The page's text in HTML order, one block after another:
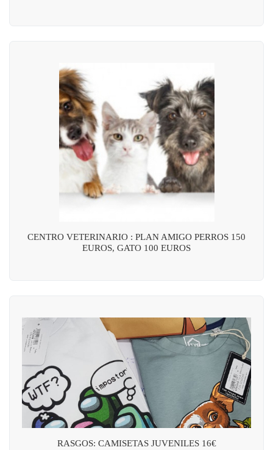
CENTRO VETERINARIO : PLAN AMIGO PERROS 150
EUROS, GATO 100 EUROS
RASGOS: CAMISETAS JUVENILES 16€